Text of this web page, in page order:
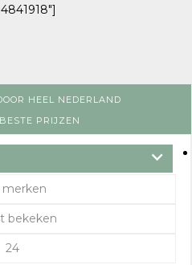
HEEL NEDERLAND
PRIJZEN
merken
bekeken
24